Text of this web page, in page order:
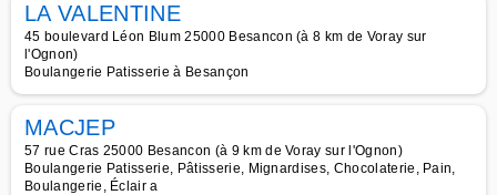
LA VALENTINE
45 boulevard Léon Blum 25000 Besancon (à 8 km de Voray sur
l'Ognon)
Boulangerie Patisserie à Besançon
MACJEP
57 rue Cras 25000 Besancon (à 9 km de Voray sur l'Ognon)
Boulangerie Patisserie, Pâtisserie, Mignardises, Chocolaterie, Pain,
Boulangerie, Éclair a